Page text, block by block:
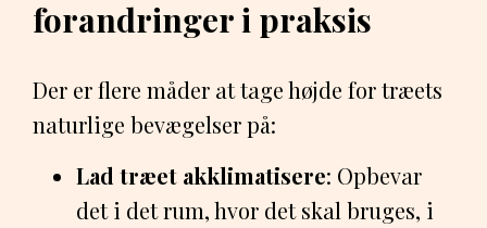
forandringer i praksis
Der er flere måder at tage højde for træets
naturlige bevægelser på:
Lad træet akklimatisere: Opbevar
det i det rum, hvor det skal bruges, i